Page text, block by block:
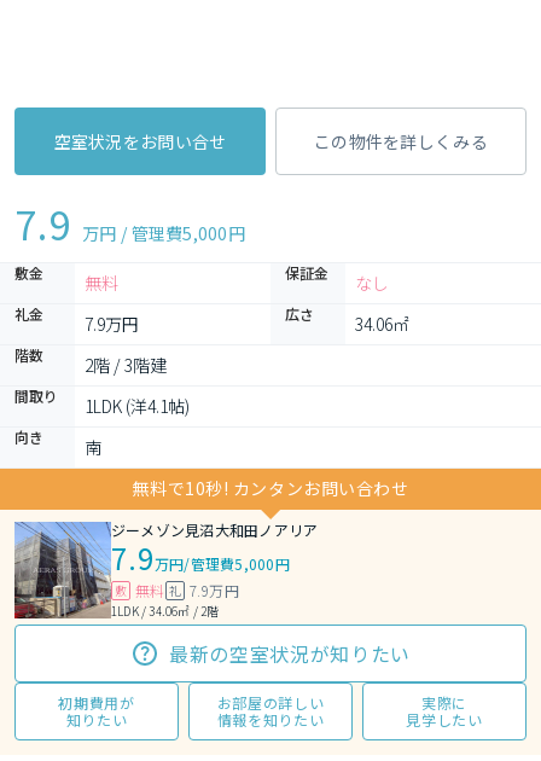
空室状況をお問い合せ この物件を詳しくみる
7.9 万円 / 管理費5,000円
敷金 無料 保証金 なし
礼金 7.9万円 広さ 34.06㎡
階数 2階 / 3階建
間取り 1LDK (洋4.1帖)
向き
南
無料で10秒! カンタンお問い合わせ
ジーメゾン見沼大和田ノアリア
7.9万円/管理費5,000円
敷 無料 礼 7.9万円
1LDK / 34.06㎡ / 2階
最新の空室状況が知りたい
初期費用が
知りたい
お部屋の詳しい
情報を知りたい
実際に
見学したい